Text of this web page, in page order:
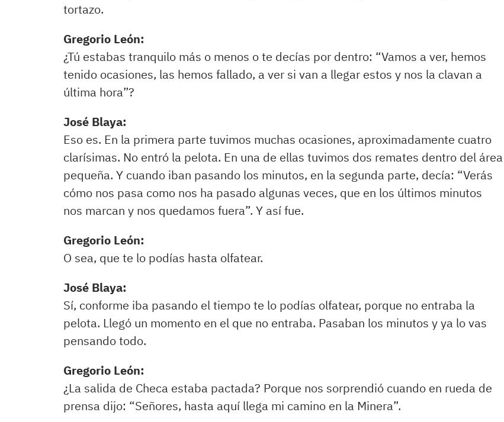
tortazo.
Gregorio León:
¿Tú estabas tranquilo más o menos o te decías por dentro: “Vamos a ver, hemos
tenido ocasiones, las hemos fallado, a ver si van a llegar estos y nos la clavan a
última hora”?
José Blaya:
Eso es. En la primera parte tuvimos muchas ocasiones, aproximadamente cuatro
clarísimas. No entró la pelota. En una de ellas tuvimos dos remates dentro del área
pequeña. Y cuando iban pasando los minutos, en la segunda parte, decía: “Verás
cómo nos pasa como nos ha pasado algunas veces, que en los últimos minutos
nos marcan y nos quedamos fuera”. Y así fue.
Gregorio León:
O sea, que te lo podías hasta olfatear.
José Blaya:
Sí, conforme iba pasando el tiempo te lo podías olfatear, porque no entraba la
pelota. Llegó un momento en el que no entraba. Pasaban los minutos y ya lo vas
pensando todo.
Gregorio León:
¿La salida de Checa estaba pactada? Porque nos sorprendió cuando en rueda de
prensa dijo: “Señores, hasta aquí llega mi camino en la Minera”.